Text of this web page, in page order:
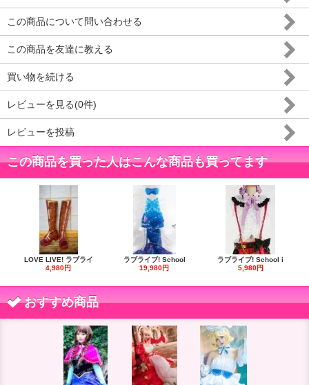
この商品について問い合わせる
この商品を友達に教える
買い物を続ける
レビューを見る(0件)
レビューを投稿
この商品を買った人はこんな商品も買ってます
LOVE LIVE! ラブライ
4,980円
ラブライブ! School
19,980円
ラブライブ! School i
5,980円
おすすめ商品